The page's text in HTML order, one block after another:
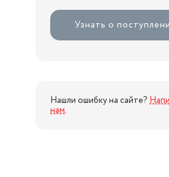
Узнать о
Нашли ошибку на сайте?
нам.